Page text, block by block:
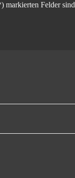
markierten Felder sind